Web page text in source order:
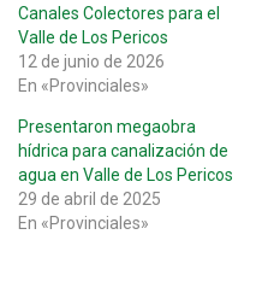
Canales Colectores para el
Valle de Los Pericos
12 de junio de 2026
En «Provinciales»
Presentaron megaobra
hídrica para canalización de
agua en Valle de Los Pericos
29 de abril de 2025
En «Provinciales»